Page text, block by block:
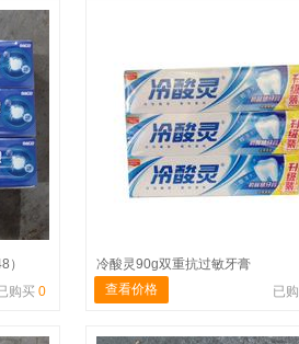
）
购买 0
冷酸灵90g双重抗过敏牙膏
查看价格
已